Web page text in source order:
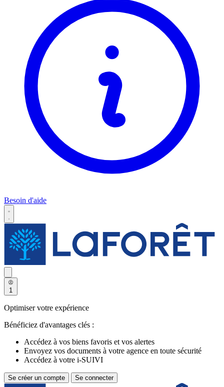
Besoin d'aide
1
Optimiser votre expérience
Bénéficiez d'avantages clés :
Accédez à vos biens favoris et vos alertes
Envoyez vos documents à votre agence en toute sécurité
Accédez à votre i-SUIVI
Se créer un compte Se connecter